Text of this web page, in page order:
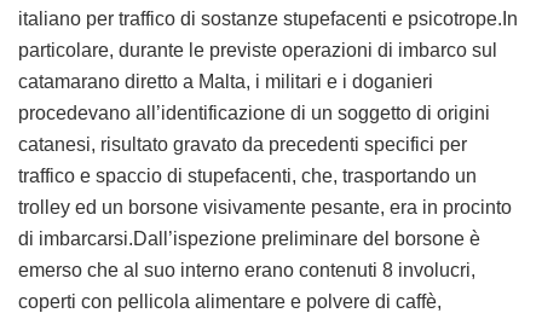
italiano per traffico di sostanze stupefacenti e psicotrope.In
particolare, durante le previste operazioni di imbarco sul
catamarano diretto a Malta, i militari e i doganieri
procedevano all’identificazione di un soggetto di origini
catanesi, risultato gravato da precedenti specifici per
traffico e spaccio di stupefacenti, che, trasportando un
trolley ed un borsone visivamente pesante, era in procinto
di imbarcarsi.Dall’ispezione preliminare del borsone è
emerso che al suo interno erano contenuti 8 involucri,
coperti con pellicola alimentare e polvere di caffè,